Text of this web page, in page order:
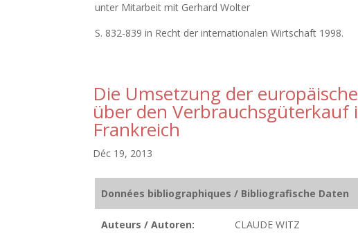
unter Mitarbeit mit Gerhard Wolter
S. 832-839 in Recht der internationalen Wirtschaft 1998.
Die Umsetzung der
über den Verbrauchsgüterkauf
Frankreich
Déc 19, 2013
Données bibliographiques / Bibliografische Daten
Auteurs / Autoren: CLAUDE WITZ